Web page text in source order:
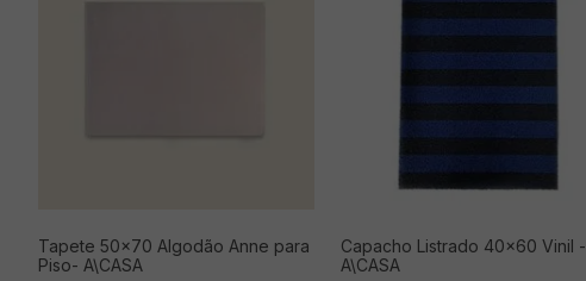
Tapete 50x70 Algodão Anne para
Piso- A\CASA
Capacho Listrado 40x60 Vinil -
A\CASA